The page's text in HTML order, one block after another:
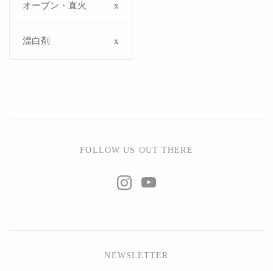
オーブン・直火 x
漂白剤 x
FOLLOW US OUT THERE
NEWSLETTER